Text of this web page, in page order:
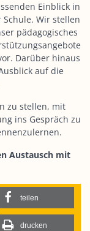
Einblick in
Wir stellen
pädagogisches
Darüber hinaus
auf die
zu stellen, mit
ins Gespräch zu
Austausch mit
teilen
drucken